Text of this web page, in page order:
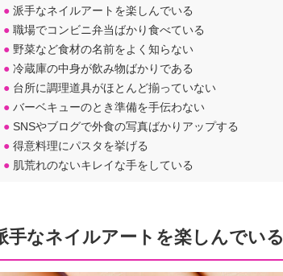
● 派手なネイルアートを楽しんでいる
● 職場でコンビニ弁当ばかり食べている
● 野菜など食材の名前をよく知らない
● 冷蔵庫の中身が飲み物ばかりである
● 台所に調理道具がほとんど揃っていない
● バーベキューのとき準備を手伝わない
● SNSやブログで外食の写真ばかりアップする
● 得意料理にパスタを挙げる
● 肌荒れのないキレイな手をしている
手なネイルアートを楽しんでいる